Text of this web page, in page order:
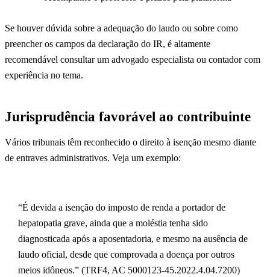
Se houver dúvida sobre a adequação do laudo ou sobre como
preencher os campos da declaração do IR, é altamente
recomendável consultar um advogado especialista ou contador com
experiência no tema.
Jurisprudência favorável ao contribuinte
Vários tribunais têm reconhecido o direito à isenção mesmo diante
de entraves administrativos. Veja um exemplo:
“É devida a isenção do imposto de renda a portador de
hepatopatia grave, ainda que a moléstia tenha sido
diagnosticada após a aposentadoria, e mesmo na ausência de
laudo oficial, desde que comprovada a doença por outros
meios idôneos.” (TRF4, AC 5000123-45.2022.4.04.7200)